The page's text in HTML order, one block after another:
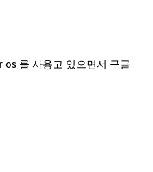
os 를 사용고 있으면서 구글